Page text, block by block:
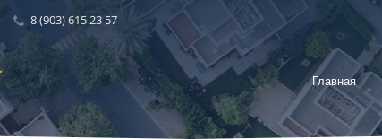
8 (903) 615 23 57
Главная